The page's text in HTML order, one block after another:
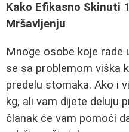
Kako Efikasno Skinuti
Mršavljenju
Mnoge osobe koje rade
se sa problemom viška
predelu stomaka. Ako i
kg, ali vam dijete deluju
članak će vam pomoći